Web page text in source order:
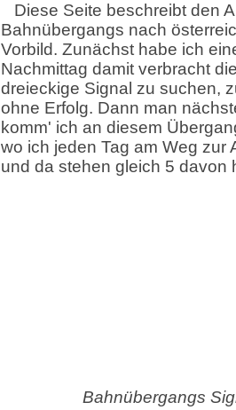
Diese Seite beschreibt den
Bahnübergangs nach
Vorbild. Zunächst habe ich
Nachmittag damit verbracht
dreieckige Signal zu suchen,
ohne Erfolg. Dann man
komm' ich an diesem
wo ich jeden Tag am Weg zur
und da stehen gleich 5 davon
Bahnübergangs